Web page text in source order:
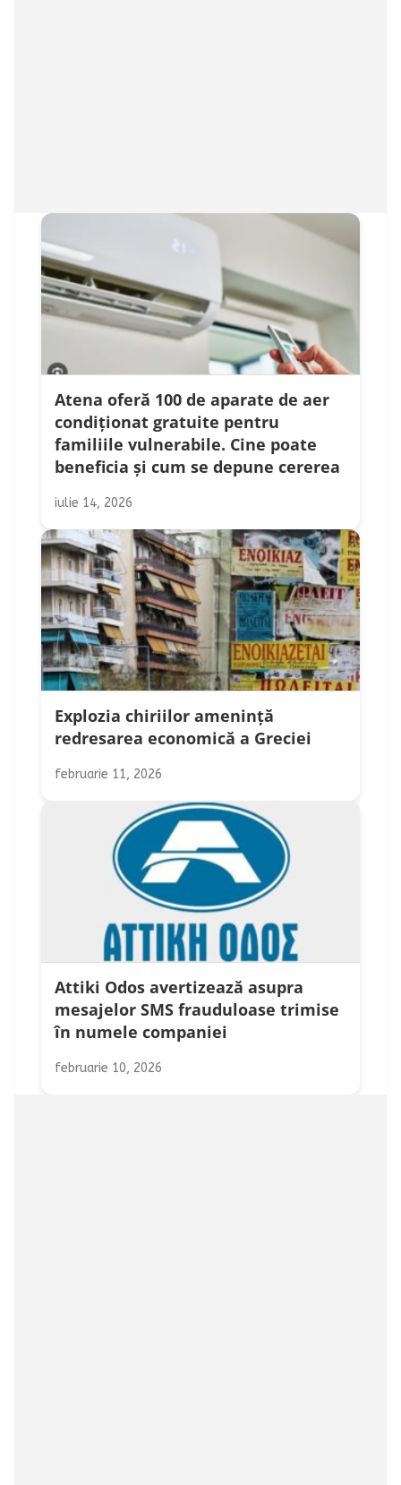
Atena oferă 100 de aparate de aer
condiționat gratuite pentru
familiile vulnerabile. Cine poate
beneficia și cum se depune cererea
iulie 14, 2026
Explozia chiriilor amenință
redresarea economică a Greciei
februarie 11, 2026
Attiki Odos avertizează asupra
mesajelor SMS frauduloase trimise
în numele companiei
februarie 10, 2026